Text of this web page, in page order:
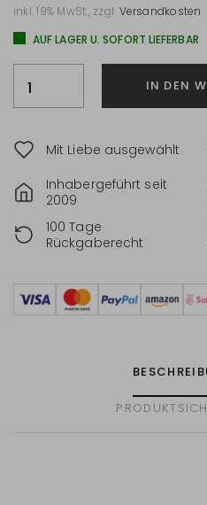
inkl. 19% MwSt., zzgl. Versandkosten
AUF LAGER U. SOFORT LIEFERBAR
IN DEN
Mit Liebe ausgewählt
Inhabergeführt seit
2009
100 Tage
Rückgaberecht